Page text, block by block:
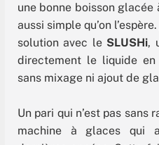
une bonne boisson glacée
aussi simple qu’on l’espère.
solution avec le SLUSHi,
directement le liquide
sans mixage ni ajout de
Un pari qui n’est pas sans
machine à glaces qui